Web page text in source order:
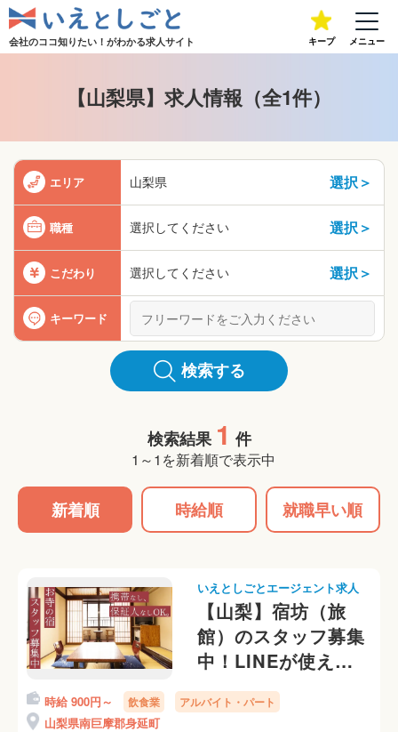
会社のココ知りたい！がわかる求人サイト キープ メニュー
【山梨県】求人情報（全1件）
エリア 山梨県 選択＞
職種 選択してください 選択＞
こだわり 選択してください 選択＞
キーワード
検索する
検索結果 1 件
1～1を新着順で表示中
新着順 時給順 就職早い順
いえとしごとエージェント求人
【山梨】宿坊（旅
館）のスタッフ募集
中！LINEが使えれ
ば携帯番号なしOK
です
時給 900円～ 飲食業 アルバイト・パート
山梨県南巨摩郡身延町